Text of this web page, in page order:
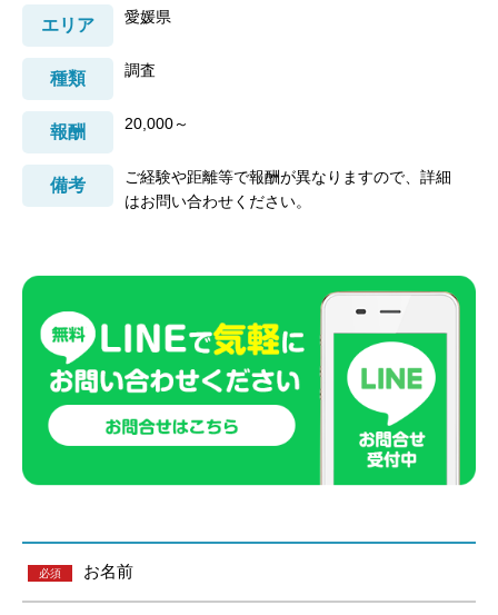
エリア 愛媛県
種類 調査
報酬 20,000～
備考
ご経験や距離等で報酬が異なりますので、詳細
はお問い合わせください。
必須 お名前